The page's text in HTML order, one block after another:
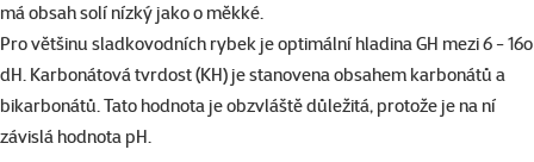
má obsah solí nízký jako o měkké.
Pro většinu sladkovodních rybek je optimální hladina GH mezi 6 - 16o
dH. Karbonátová tvrdost (KH) je stanovena obsahem karbonátů a
bikarbonátů. Tato hodnota je obzvláště důležitá, protože je na ní
závislá hodnota pH.